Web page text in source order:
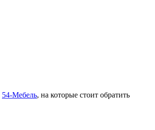
54-Мебель, на которые стоит обратить